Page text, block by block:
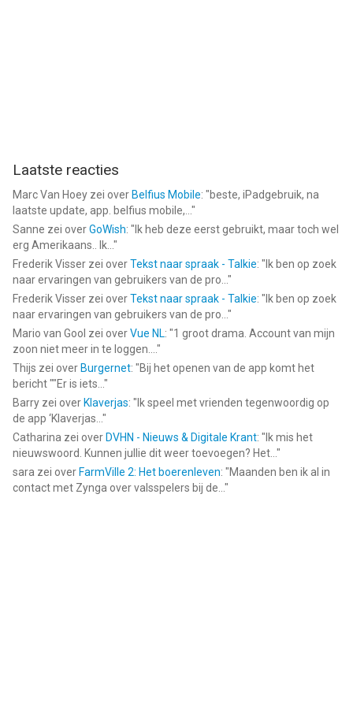
Laatste reacties
Marc Van Hoey zei over Belfius Mobile: "beste, iPadgebruik, na
laatste update, app. belfius mobile,... "
Sanne zei overGoWish: " Ik heb deze eerst gebruikt, maar toch wel
erg Amerikaans.. Ik... "
Frederik Visser zei overTekst naar spraak - Talkie: " Ik ben op zoek
naar ervaringen van gebruikers van de pro... "
Frederik Visser zei overTekst naar spraak - Talkie: " Ik ben op zoek
naar ervaringen van gebruikers van de pro... "
Mario van Gool zei overVue NL: "1 groot drama. Account van mijn
zoon niet meer in te loggen.... "
Thijs zei over Burgernet: "Bij het openen van de app komt het
bericht ""Er is iets... "
Barry zei over Klaverjas: " Ik speel met vrienden tegenwoordig op
de app ‘Klaverjas... "
Catharina zei over DVHN - Nieuws & Digitale Krant: " Ik mis het
nieuwswoord. Kunnen jullie dit weer toevoegen? Het... "
sara zei over FarmVille 2: Het boerenleven: "Maanden ben ik al in
contact met Zynga over valsspelers bij de... "